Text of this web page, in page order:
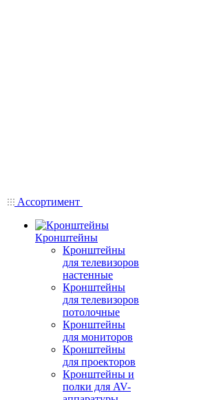
Ассортимент
Кронштейны
Кронштейны
для телевизоров
настенные
Кронштейны
для телевизоров
потолочные
Кронштейны
для мониторов
Кронштейны
для проекторов
Кронштейны и
полки для AV-